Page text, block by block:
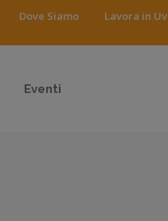
Dove Siamo Lavora in
Eventi